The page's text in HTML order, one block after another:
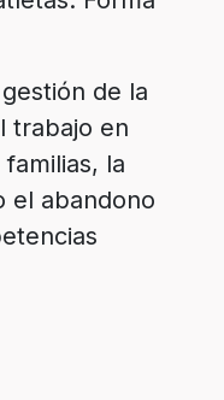
de la
trabajo en
la
el abandono